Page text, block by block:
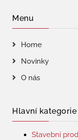
Menu
Home
Novinky
O nás
Hlavní kategorie
Stavební